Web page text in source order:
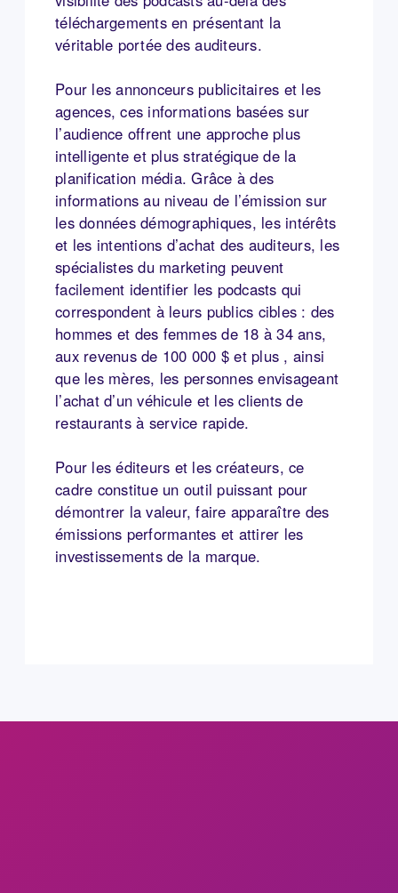
téléchargements en présentant la
véritable portée des auditeurs.
Pour les annonceurs publicitaires et les
agences, ces informations basées sur
l’audience offrent une approche plus
intelligente et plus stratégique de la
planification média. Grâce à des
informations au niveau de l’émission sur
les données démographiques, les intérêts
et les intentions d’achat des auditeurs, les
spécialistes du marketing peuvent
facilement identifier les podcasts qui
correspondent à leurs publics cibles : des
hommes et des femmes de 18 à 34 ans,
aux revenus de 100 000 $ et plus , ainsi
que les mères, les personnes envisageant
l’achat d’un véhicule et les clients de
restaurants à service rapide.
Pour les éditeurs et les créateurs, ce
cadre constitue un outil puissant pour
démontrer la valeur, faire apparaître des
émissions performantes et attirer les
investissements de la marque.